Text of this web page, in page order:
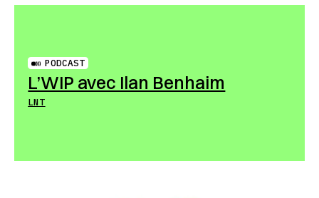
PODCAST
L’WIP avec Ilan Benhaim
LNT